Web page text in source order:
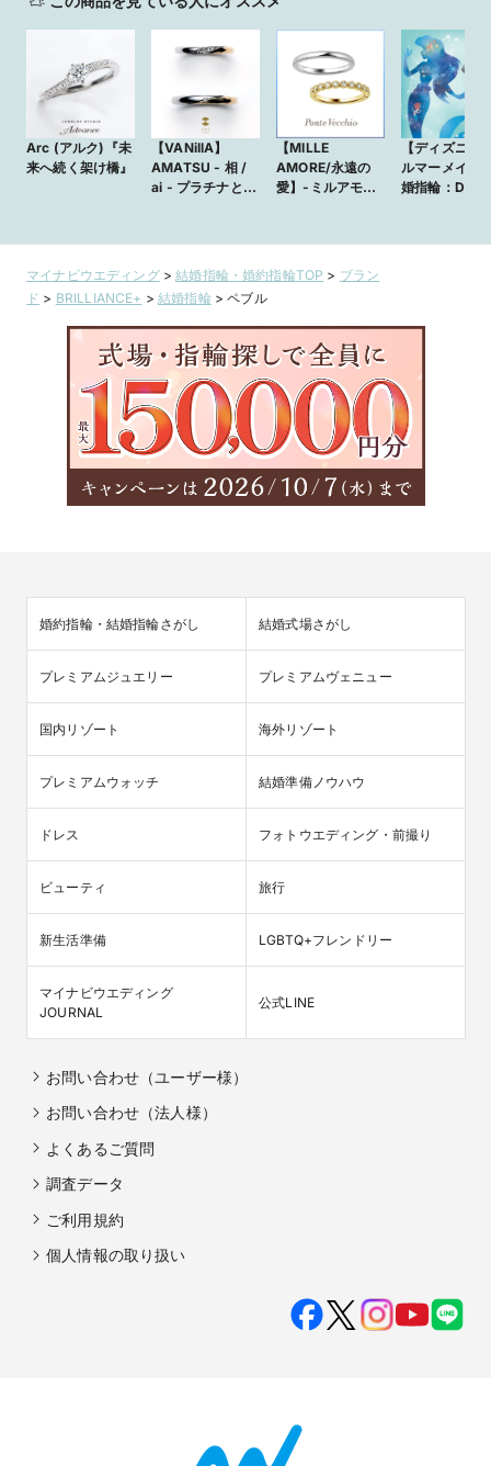
Arc (アルク)『未
来へ続く架け橋』
【VANillA】
AMATSU - 相 /
ai - プラチナと
が美しい和風リン
グ【VANillA広島
店・福山本店】
【MILLE
AMORE/永遠の
愛】-ミルアモー
その永遠性を繊細
なドット模様に刻
みこんで
DYG
【ディズニー
ルマーメイ
婚指輪：
目デザインが
マイナビウエディング>結婚指輪・婚約指輪TOP > ブラン
ド > BRILLIANCE+ >結婚指輪 >ペブル
婚約指輪・結婚指輪さがし 結婚式場さがし
プレミアムジュエリー プレミアムヴェニュー
国内リゾート 海外リゾート
プレミアムウォッチ 結婚準備ノウハウ
ドレス フォトウエディング・前撮り
ビューティ 旅行
新生活準備 LGBTQ+フレンドリー
マイナビウエディング
JOURNAL
公式LINE
お問い合わせ（ユーザー様）
お問い合わせ（法人様）
よくあるご質問
調査データ
ご利用規約
個人情報の取り扱い